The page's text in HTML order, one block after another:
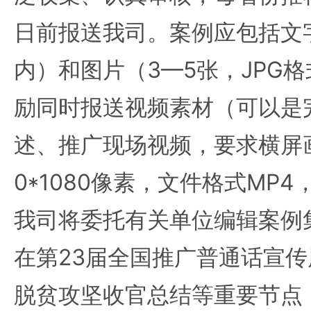
日前报送我司。案例应包括
内）和图片（3—5张，JPG格
励同时报送视频素材（可以
述、推广现场视频，要求横
0*1080像素，文件格式MP4
我司将委托有关单位编辑案
在第23届全国推广普通话宣
脱贫攻坚收官总结等重要节